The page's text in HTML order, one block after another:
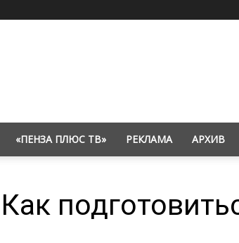
«ПЕНЗА ПЛЮС ТВ» РЕКЛАМА АРХИВ
Как